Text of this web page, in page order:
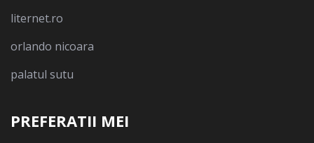
liternet.ro
orlando nicoara
palatul sutu
PREFERATII MEI